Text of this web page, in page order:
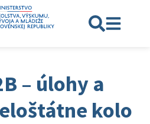
– úlohy a
kolo